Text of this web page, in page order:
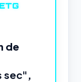
de
sec" ,